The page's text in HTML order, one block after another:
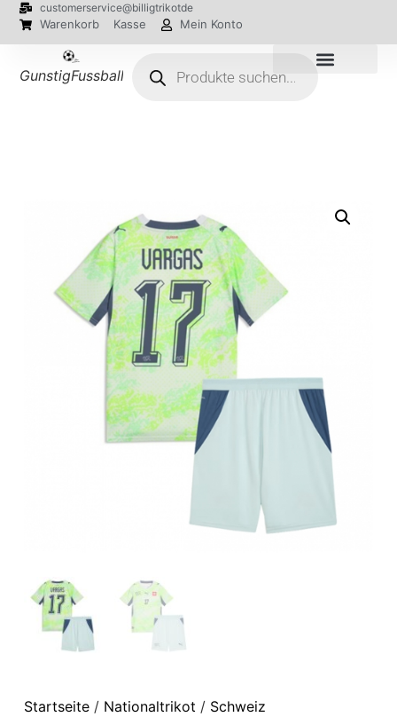
customerservice@billigtrikotde
Warenkorb Kasse Mein Konto
GunstigFussballTrikot
Startseite/ Nationaltrikot / Schweiz